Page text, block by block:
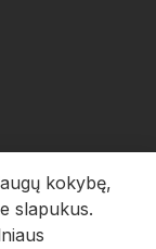
kokybę,
slapukus.